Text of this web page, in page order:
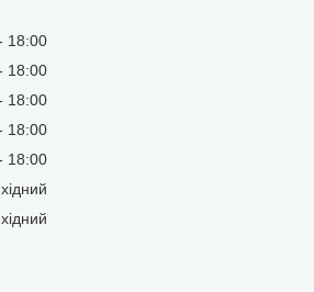
18:00
18:00
18:00
18:00
18:00